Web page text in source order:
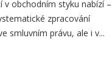
obchodním styku nabízí –
zpracování
smluvním právu, ale i v...